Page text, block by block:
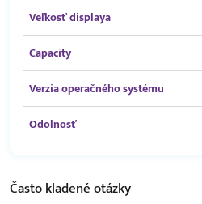
Veľkosť displaya
Capacity
Verzia operačného systému
Odolnosť
Často kladenéotázky